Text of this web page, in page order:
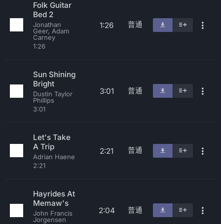
Folk Guitar
Bed 2
Jonathan
Geer, Adam
Carney
1:26
1:26 普通
Sun Shining
Bright
Dustin Taylor
Phillips
3:01
3:01 普通
Let's Take
A Trip
Adrian Haene
2:21
2:21 普通
Hayrides At
Memaw's
John Francis
Jorgensen
2:04 普通